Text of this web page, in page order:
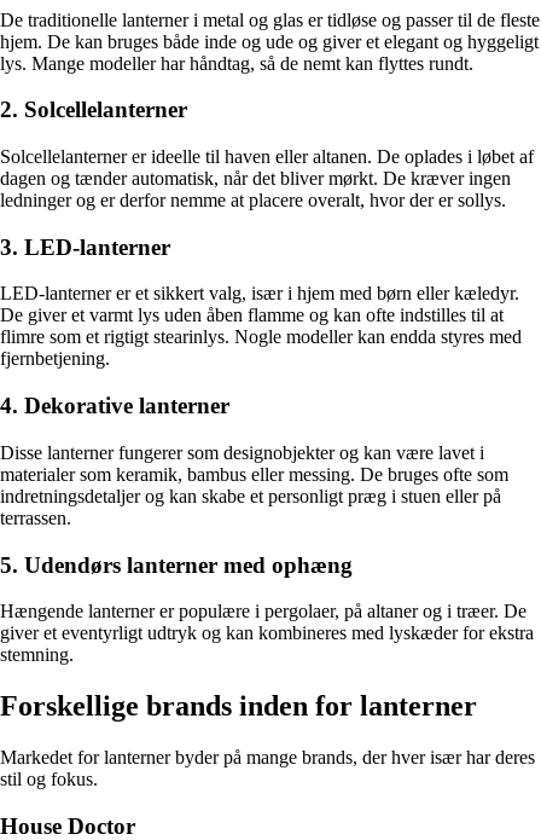
De traditionelle lanterner i metal og glas er tidløse og passer til de fleste
hjem. De kan bruges både inde og ude og giver et elegant og hyggeligt
lys. Mange modeller har håndtag, så de nemt kan flyttes rundt.
2. Solcellelanterner
Solcellelanterner er ideelle til haven eller altanen. De oplades i løbet af
dagen og tænder automatisk, når det bliver mørkt. De kræver ingen
ledninger og er derfor nemme at placere overalt, hvor der er sollys.
3. LED-lanterner
LED-lanterner er et sikkert valg, især i hjem med børn eller kæledyr.
De giver et varmt lys uden åben flamme og kan ofte indstilles til at
flimre som et rigtigt stearinlys. Nogle modeller kan endda styres med
fjernbetjening.
4. Dekorative lanterner
Disse lanterner fungerer som designobjekter og kan være lavet i
materialer som keramik, bambus eller messing. De bruges ofte som
indretningsdetaljer og kan skabe et personligt præg i stuen eller på
terrassen.
5. Udendørs lanterner med ophæng
Hængende lanterner er populære i pergolaer, på altaner og i træer. De
giver et eventyrligt udtryk og kan kombineres med lyskæder for ekstra
stemning.
Forskellige brands inden for lanterner
Markedet for lanterner byder på mange brands, der hver især har deres
stil og fokus.
House Doctor